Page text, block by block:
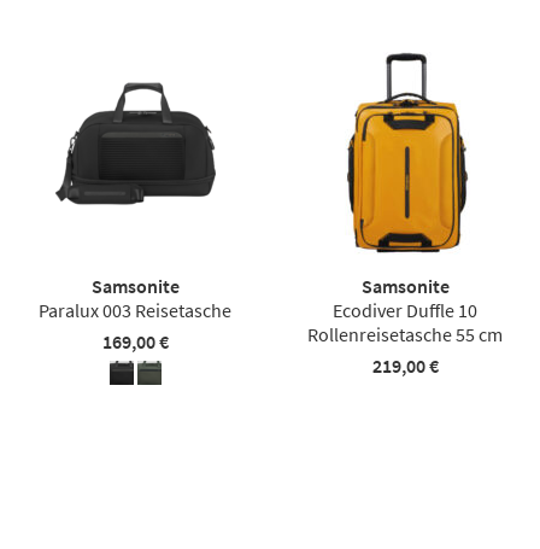
Samsonite
Paralux 003 Reisetasche
169,00 €
Samsonite
Ecodiver Duffle 10
Rollenreisetasche 55 cm
219,00 €